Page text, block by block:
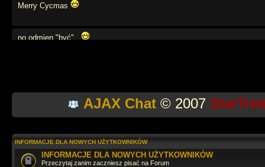
Merry Cycmas
no odmien "być",,
moze powtórzymy angielski?
na na na na
AJAX Chat© 2007
INFORMACJE DLA NOWYCH UŻYTKOWNIKÓW
INFORMACJE DLA NOWYCH UŻYTKOWNIKÓW
Przeczytaj zanim zaczniesz pisać na Forum